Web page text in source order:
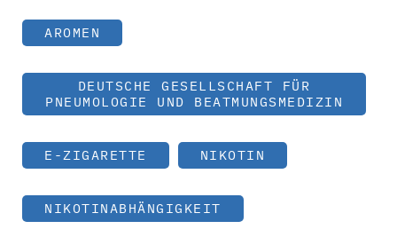
AROMEN
DEUTSCHE GESELLSCHAFT FÜR
PNEUMOLOGIE UND BEATMUNGSMEDIZIN
E-ZIGARETTE NIKOTIN
NIKOTINABHÄNGIGKEIT